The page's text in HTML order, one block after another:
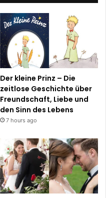
Der kleine Prinz – Die
zeitlose Geschichte über
Freundschaft, Liebe und
den Sinn des Lebens
7 hours ago